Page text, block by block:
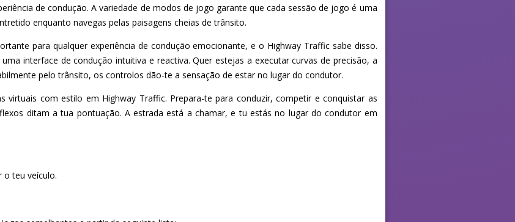
de condução. A variedade de modos de jogo garante que cada sessão de jogo é uma
enquanto navegas pelas paisagens cheias de trânsito.
para qualquer experiência de condução emocionante, e o Highway Traffic sabe disso.
interface de condução intuitiva e reactiva. Quer estejas a executar curvas de precisão, a
pelo trânsito, os controlos dão-te a sensação de estar no lugar do condutor.
virtuais com estilo em Highway Traffic. Prepara-te para conduzir, competir e conquistar as
ditam a tua pontuação. A estrada está a chamar, e tu estás no lugar do condutor em
o teu veículo.